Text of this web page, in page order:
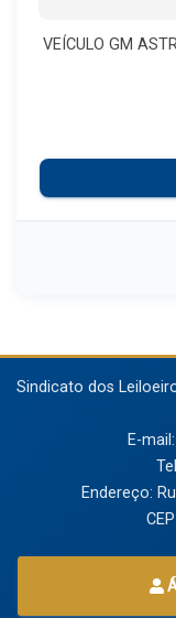
VEÍCULO GM
Sindicato dos
E-mail:
Endereço: